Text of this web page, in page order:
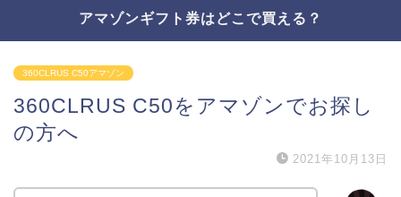
アマゾンギフト券はどこで買える？
360CLRUS C50アマゾン
360CLRUS C50をアマゾンでお探し
の方へ
2021年10月13日